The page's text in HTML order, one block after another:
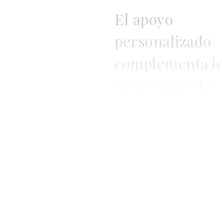
El apoyo
personalizado
complementa los